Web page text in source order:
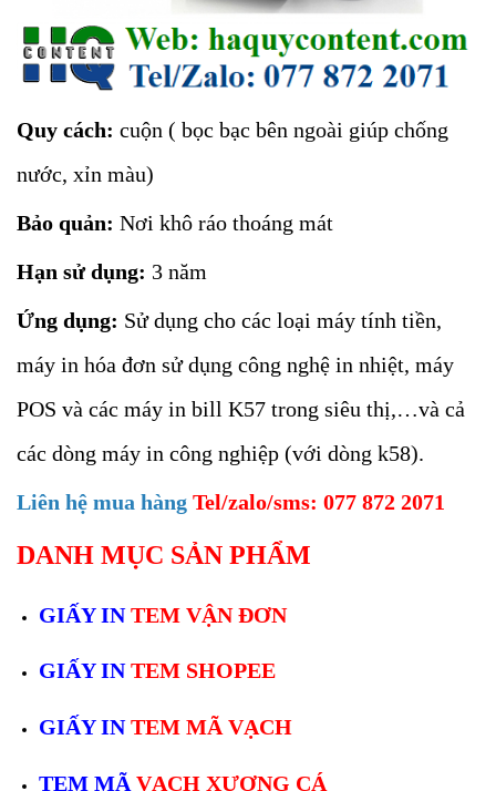
Quy cách: cuộn ( bọc bạc bên ngoài giúp chống
nước, xỉn màu)
Bảo quản: Nơi khô ráo thoáng mát
Hạn sử dụng: 3 năm
Ứng dụng: Sử dụng cho các loại máy tính tiền,
máy in hóa đơn sử dụng công nghệ in nhiệt, máy
POS và các máy in bill K57 trong siêu thị,…và cả
các dòng máy in công nghiệp (với dòng k58).
Liên hệ mua hàng Tel/zalo/sms: 077 872 2071
DANH MỤC SẢN PHẨM
GIẤY INTEM VẬN ĐƠN
GIẤY INTEM SHOPEE
GIẤY INTEM MÃ VẠCH
TEM MÃ VẠCH XƯƠNG CÁ